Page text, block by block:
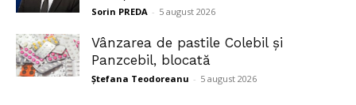
Sorin PREDA - 5 august 2026
Vânzarea de pastile Colebil și
Panzcebil, blocată
Ștefana Teodoreanu - 5 august 2026